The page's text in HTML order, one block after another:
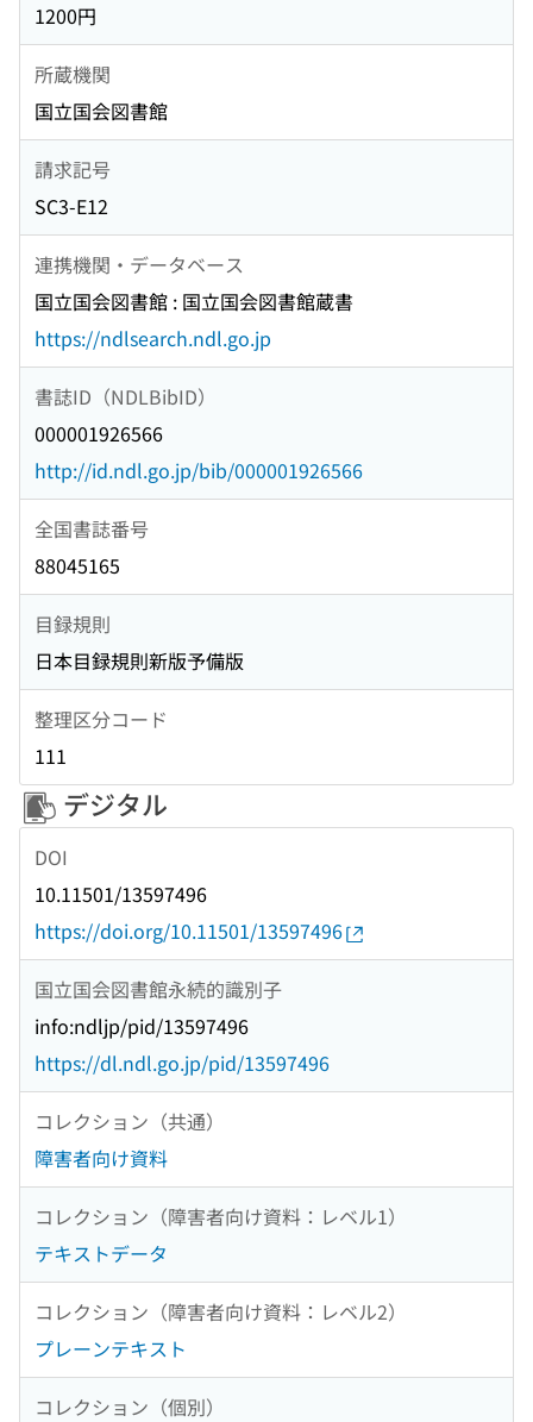
1200円
所蔵機関
国立国会図書館
請求記号
SC3-E12
連携機関・データベース
国立国会図書館 : 国立国会図書館蔵書
https://ndlsearch.ndl.go.jp
書誌ID（NDLBibID）
000001926566
http://id.ndl.go.jp/bib/000001926566
全国書誌番号
88045165
目録規則
日本目録規則新版予備版
整理区分コード
111
デジタル
DOI
10.11501/13597496
https://doi.org/10.11501/13597496
国立国会図書館永続的識別子
info:ndljp/pid/13597496
https://dl.ndl.go.jp/pid/13597496
コレクション（共通）
障害者向け資料
コレクション（障害者向け資料：レベル1）
テキストデータ
コレクション（障害者向け資料：レベル2）
プレーンテキスト
コレクション（個別）